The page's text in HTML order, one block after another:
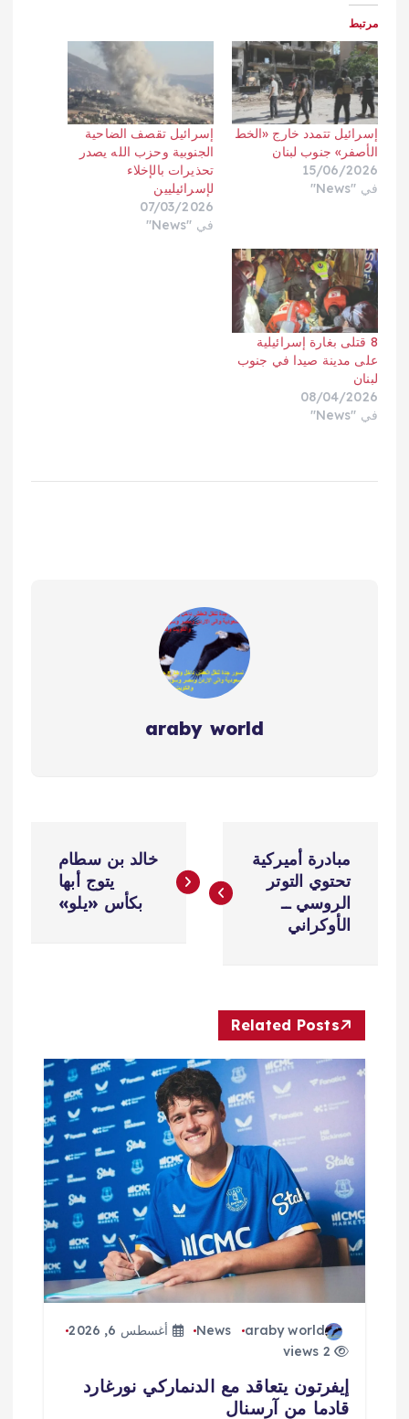
مرتبط
إسرائيل تتمدد خارج «الخط
الأصفر» جنوب لبنان
15/06/2026
في "News"
إسرائيل تقصف الضاحية
الجنوبية وحزب الله يصدر
تحذيرات بالإخلاء
لإسرائيليين
07/03/2026
في "News"
8 قتلى بغارة إسرائيلية
على مدينة صيدا في جنوب
لبنان
08/04/2026
في "News"
araby world
ص
م
ق
ت
مبادرة أميركية
تحتوي التوتر
الروسي ــ
الأوكراني
خالد بن سطام
يتوج أبها
بكأس «يلو»
Related Posts
araby world
News
أغسطس 6, 2026
2 views
إيفرتون يتعاقد مع الدنماركي نورغارد
قادما من آرسنال